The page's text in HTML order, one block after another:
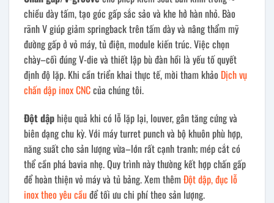
chiều dày tấm, tạo góc gấp sắc sảo và khe hở hàn nhỏ. Bào
rãnh V giúp giảm springback trên tấm dày và nâng thẩm mỹ
đường gấp ở vỏ máy, tủ điện, module kiến trúc. Việc chọn
chày–cối đúng V-die và thiết lập bù đàn hồi là yếu tố quyết
định độ lặp. Khi cần triển khai thực tế, mời tham khảo Dịch vụ
chấn dập inox CNCcủa chúng tôi.
Đột dập hiệu quả khi có lỗ lặp lại, louver, gân tăng cứng và
biên dạng chu kỳ. Với máy turret punch và bộ khuôn phù hợp,
năng suất cho sản lượng vừa–lớn rất cạnh tranh; mép cắt có
thể cần phá bavia nhẹ. Quy trình này thường kết hợp chấn gấp
để hoàn thiện vỏ máy và tủ bảng. Xem thêm Đột dập, đục lỗ
inox theo yêu cầuđể tối ưu chi phí theo sản lượng.